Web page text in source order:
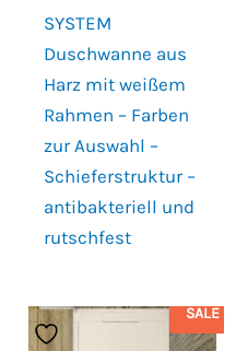
SYSTEM
Duschwanne aus
Harz mit weißem
Rahmen – Farben
zur Auswahl –
Schieferstruktur –
antibakteriell und
rutschfest
SALE